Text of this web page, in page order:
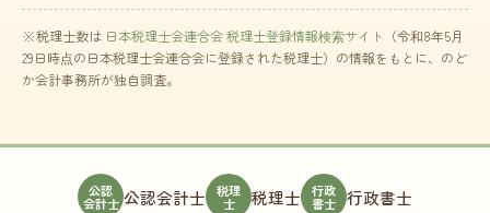
※税理士数は 日本税理士会連合会 税理士登録情報検索サイト （令和8年5月
29日時点の日本税理士会連合会に登録された税理士）の情報をもとに、のど
か会計事務所が独自調査。
公認
会計士 公認会計士 税理
士 税理士 行政
書士 行政書士